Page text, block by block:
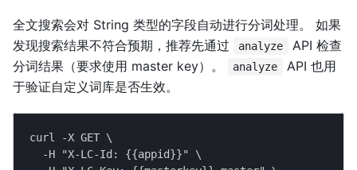
全文搜索会对 String 类型的字段自动进行分词处理。 如果
发现搜索结果不符合预期，推荐先通过
analyze
API 检查
分词结果（要求使用 master key）。
analyze
API 也用
于验证自定义词库是否生效。
curl -X GET \
  -H "X-LC-Id: {{appid}}" \